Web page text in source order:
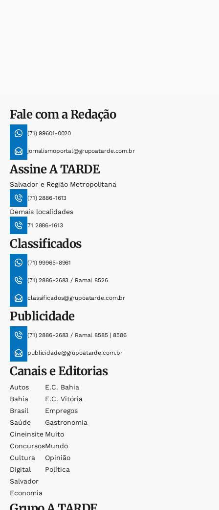
Fale com a Redação
(71) 99601-0020
jornalismoportal@grupoatarde.com.br
AssineA TARDE
Salvador e Região Metropolitana
(71) 2886-1613
Demais localidades
71 2886-1613
Classificados
(71) 99965-8961
(71) 2886-2683 / Ramal 8526
classificados@grupoatarde.com.br
Publicidade
(71) 2886-2683 / Ramal 8585 | 8586
publicidade@grupoatarde.com.br
Canais e Editorias
Autos
Bahia
Brasil
Saúde
Cineinsite
Concursos
Cultura
Digital
Salvador
Economia
E.c. Bahia
E.c. Vitória
Empregos
Gastronomia
Muito
Mundo
Opinião
Política